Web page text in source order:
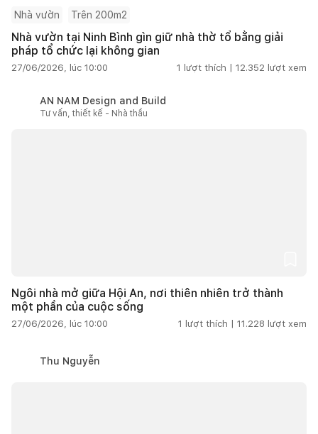
Nhà vườn Trên 200m2
Nhà vườn tại Ninh Bình gìn giữ nhà thờ tổ bằng giải
pháp tổ chức lại không gian
27/06/2026, lúc 10:00 1 lượt thích | 12.352 lượt xem
AN NAM Design and Build
Tư vấn, thiết kế - Nhà thầu
Ngôi nhà mở giữa Hội An, nơi thiên nhiên trở thành
một phần của cuộc sống
27/06/2026, lúc 10:00 1 lượt thích | 11.228 lượt xem
Thu Nguyễn